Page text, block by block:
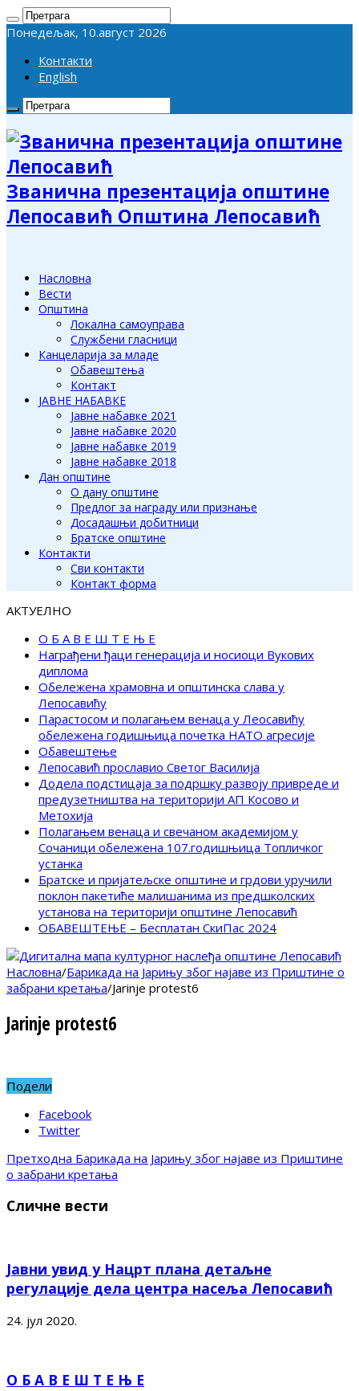
Понедељак, 10.август 2026
Контакти
English
Званична презентација општине
Лепосавић Општина Лепосавић
Насловна
Вести
Општина
Локална самоуправа
Службени гласници
Канцеларија за младе
Обавештења
Контакт
ЈАВНЕ НАБАВКЕ
Јавне набавке 2021
Јавне набавке 2020
Јавне набавке 2019
Јавне набавке 2018
Дан општине
О дану општине
Предлог за награду или признање
Досадашњи добитници
Братске општине
Контакти
Сви контакти
Контакт форма
АКТУЕЛНО
О Б А В Е Ш Т Е Њ Е
Награђени ђаци генерација и носиоци Вукових
диплома
Обележена храмовна и општинска слава у
Лепосавићу
Парастосом и полагањем венаца у Леосавићу
обележена годишњица почетка НАТО агресије
Обавештење
Лепосавић прославио Светог Василија
Додела подстицаја за подршку развоју привреде и
предузетништва на територији АП Косово и
Метохија
Полагањем венаца и свечаном академијом у
Сочаници обележена 107.годишњица Топличког
устанка
Братске и пријатељске општине и грдови уручили
поклон пакетиће малишанима из предшколских
установа на територији општине Лепосавић
ОБАВЕШТЕЊЕ – Бесплатан СкиПас 2024
Насловна/Барикада на Јарињу због најаве из Приштине о
забрани кретања/Jarinje protest6
Jarinje protest6
Подели
Facebook
Twitter
Претходна Барикада на Јарињу због најаве из Приштине
о забрани кретања
Сличне вести
Јавни увид у Нацрт плана детаљне
регулације дела центра насеља Лепосавић
24. јул 2020.
О Б А В Е Ш Т Е Њ Е